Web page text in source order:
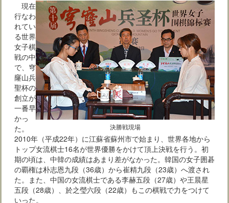
決勝戦現場
現在
行なわ
れてい
る世界
女子棋
戦の中
で、穹
窿山兵
聖杯の
創立が
一番早
かっ
た。
2010年（平成22年）に江蘇省蘇州市で始まり、世界各地から
トップ女流棋士16名が世界優勝をかけて頂上決戦を行う。初
期の頃は、中韓の成績はあまり差がなかった。韓国の女子囲碁
の覇権は朴志恩九段（36歳）から崔精九段（23歳）へ渡され
た。また、中国の女流棋士である李赫五段（27歳）や王晨星
五段（28歳）、於之瑩六段（22歳）もこの棋戦で力をつけて
いった。